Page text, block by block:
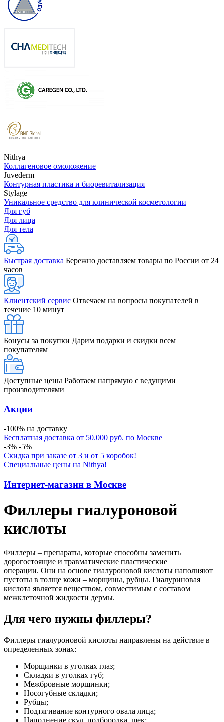
Nithya
Коллагеновое омоложение
Juvederm
Контурная пластика и биоревитализация
Stylage
Уникальное средство для клинической косметологии
Для губ
Для лица
Для тела
Быстрая доставка Бережно доставляем товары по России от 24
часов
Клиентский сервис Отвечаем на вопросы покупателей в
течение 10 минут
Бонусы за покупки Дарим подарки и скидки всем
покупателям
Доступные цены Работаем напрямую с ведущими
производителями
Акции
-100% на доставку
Бесплатная доставка от 50.000 руб. по Москве
-3% -5%
Скидка при заказе от 3 и от 5 коробок!
Специальные цены на Nithya!
Интернет-магазин в Москве
Филлеры гиалуроновой
кислоты
Филлеры – препараты, которые способны заменить
дорогостоящие и травматические пластические
операции. Они на основе гиалуроновой кислоты наполняют
пустоты в толще кожи – морщины, рубцы. Гиалуриновая
кислота является веществом, совместимым с составом
межклеточной жидкости дермы.
Для чего нужны филлеры?
Филлеры гиалуроновой кислоты направлены на действие в
определенных зонах:
Морщинки в уголках глаз;
Складки в уголках губ;
Межбровные морщинки;
Носогубные складки;
Рубцы;
Подтягивание контурного овала лица;